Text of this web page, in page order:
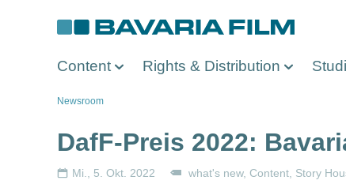
Content Rights & Distribution
Pfadnavigation
Newsroom
DafF-Preis 2022:
Mi., 5. Okt. 2022 what's new Content Story